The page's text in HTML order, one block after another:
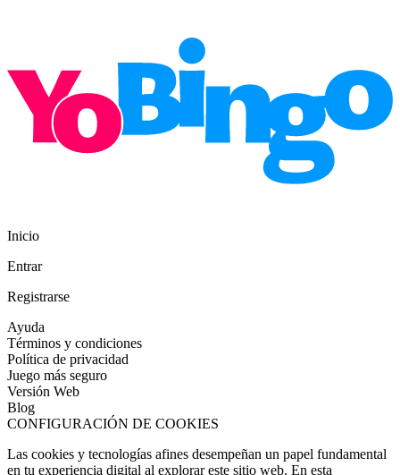
Inicio
Entrar
Registrarse
Ayuda
Términos y condiciones
Política de privacidad
Juego más seguro
Versión Web
Blog
CONFIGURACIÓN DE COOKIES
Las cookies y tecnologías afines desempeñan un papel fundamental
en tu experiencia digital al explorar este sitio web. En esta